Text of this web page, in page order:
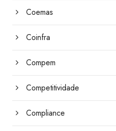
Coemas
Coinfra
Compem
Competitividade
Compliance